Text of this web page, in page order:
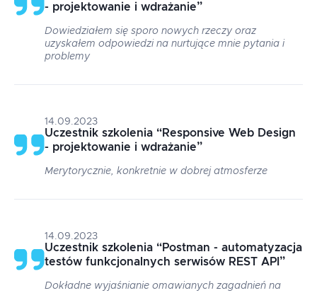
- projektowanie i wdrażanie”
Dowiedziałem się sporo nowych rzeczy oraz
uzyskałem odpowiedzi na nurtujące mnie pytania i
problemy
14.09.2023
Uczestnik szkolenia “Responsive Web Design
- projektowanie i wdrażanie”
Merytorycznie, konkretnie w dobrej atmosferze
14.09.2023
Uczestnik szkolenia “Postman - automatyzacja
testów funkcjonalnych serwisów REST API ”
Dokładne wyjaśnianie omawianych zagadnień na